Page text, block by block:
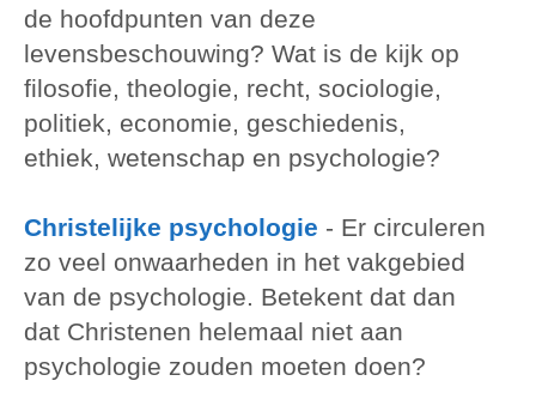
de hoofdpunten van deze
levensbeschouwing? Wat is de kijk op
filosofie, theologie, recht, sociologie,
politiek, economie, geschiedenis,
ethiek, wetenschap en psychologie?
Christelijke psychologie - Er circuleren
zo veel onwaarheden in het vakgebied
van de psychologie. Betekent dat dan
dat Christenen helemaal niet aan
psychologie zouden moeten doen?